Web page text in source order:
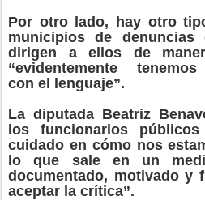
Por otro lado, hay otro
municipios de
dirigen a ellos de
“evidentemente
con el lenguaje”.
La diputada Beatriz
los funcionarios
cuidado en cómo nos
lo que sale en un
documentado, motivado y
aceptar la crítica”.